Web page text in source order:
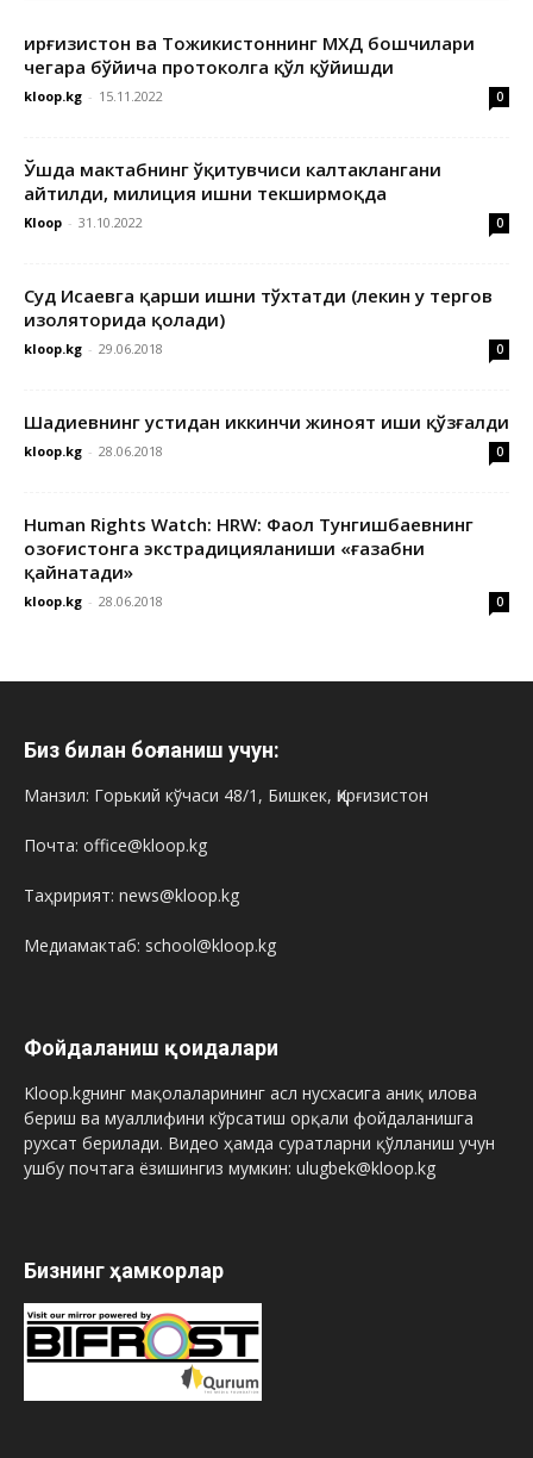
Қирғизистон ва Тожикистоннинг МХДҚ бошчилари
чегара бўйича протоколга қўл қўйишди
kloop.kg - 15.11.2022 0
Ўшда мактабнинг ўқитувчиси калтаклангани
айтилди, милиция ишни текширмоқда
Kloop - 31.10.2022 0
Суд Исаевга қарши ишни тўхтатди (лекин у тергов
изоляторида қолади)
kloop.kg - 29.06.2018 0
Шадиевнинг устидан иккинчи жиноят иши қўзғалди
kloop.kg - 28.06.2018 0
Human Rights Watch: HRW: Фаол Тунгишбаевнинг
Қозоғистонга экстрадицияланиши «ғазабни
қайнатади»
kloop.kg - 28.06.2018 0
Биз билан боғланиш учун:
Манзил: Горький кўчаси 48/1, Бишкек, Қирғизистон
Почта: office@kloop.kg
Таҳририят: news@kloop.kg
Медиамактаб: school@kloop.kg
Фойдаланиш қоидалари
Kloop.kgнинг мақолаларининг асл нусхасига аниқ илова
бериш ва муаллифини кўрсатиш орқали фойдаланишга
рухсат берилади. Видео ҳамда суратларни қўлланиш учун
ушбу почтага ёзишингиз мумкин: ulugbek@kloop.kg
Бизнинг ҳамкорлар